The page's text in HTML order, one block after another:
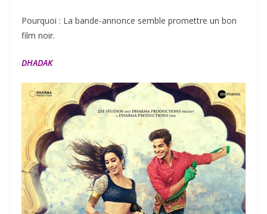
Pourquoi : La bande-annonce semble promettre un bon
film noir.
DHADAK